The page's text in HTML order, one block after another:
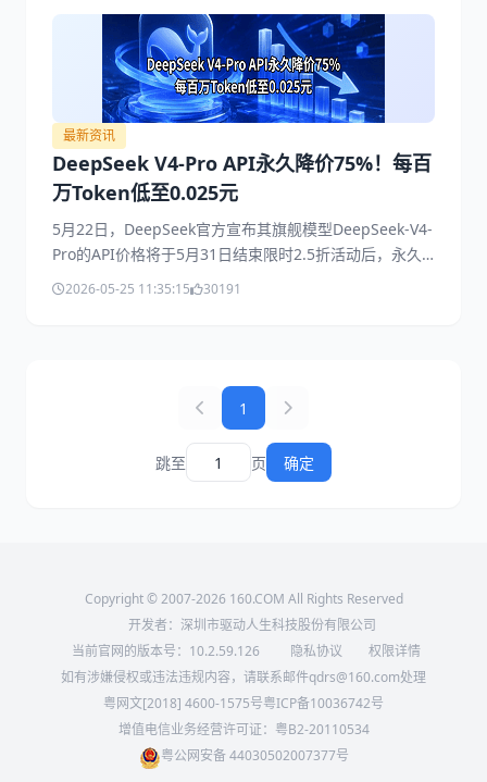
最新资讯
DeepSeek V4-Pro API永久降价75%！每百
万Token低至0.025元
5月22日，DeepSeek官方宣布其旗舰模型DeepSeek-V4-
Pro的API价格将于5月31日结束限时2.5折活动后，永久
调整为原定价的1/4，创下全球大模型API价格新低。此次
2026-05-25 11:35:15 30191
1
跳至 页 确定
Copyright © 2007-2026 160.COM All Rights Reserved
开发者：深圳市驱动人生科技股份有限公司
当前官网的版本号： 10.2.59.126 隐私协议
权限详情
如有涉嫌侵权或违法违规内容，请联系邮件qdrs@160.com处理
粤网文[2018] 4600-1575号粤ICP备10036742号
增值电信业务经营许可证：粤B2-20110534
粤公网安备 44030502007377号